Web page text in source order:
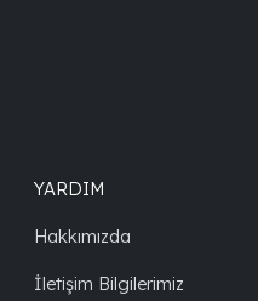
YARDIM
Hakkımızda
İletişim Bilgilerimiz